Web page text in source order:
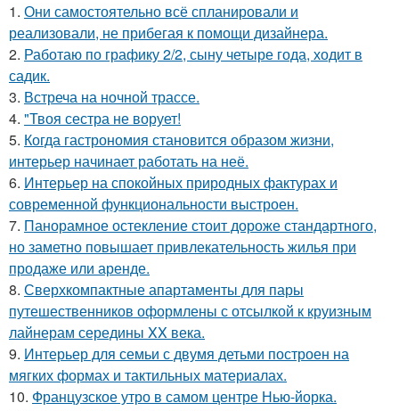
1. Они самостоятельно всё спланировали и
реализовали, не прибегая к помощи дизайнера.
2. Работаю по графику 2/2, сыну четыре года, ходит в
садик.
3. Встреча на ночной трассе.
4. "Твоя сестра не ворует!
5. Когда гастрономия становится образом жизни,
интерьер начинает работать на неё.
6. Интерьер на спокойных природных фактурах и
современной функциональности выстроен.
7. Панорамное остекление стоит дороже стандартного,
но заметно повышает привлекательность жилья при
продаже или аренде.
8. Сверхкомпактные апартаменты для пары
путешественников оформлены с отсылкой к круизным
лайнерам середины XX века.
9. Интерьер для семьи с двумя детьми построен на
мягких формах и тактильных материалах.
10. Французское утро в самом центре Нью-йорка.